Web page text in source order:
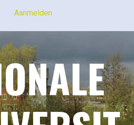
Aanmelden
Aanmelden